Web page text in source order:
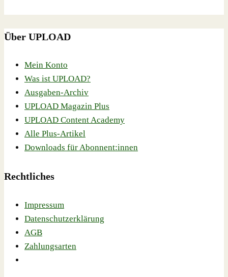
Über UPLOAD
Mein Konto
Was ist UPLOAD?
Ausgaben-Archiv
UPLOAD Magazin Plus
UPLOAD Content Academy
Alle Plus-Artikel
Downloads für Abonnent:innen
Rechtliches
Impressum
Datenschutzerklärung
AGB
Zahlungsarten